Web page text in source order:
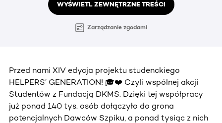
WYŚWIETL ZEWNĘTRZNE TREŚCI
Zarządzanie zgodami
Przed nami XIV edycja projektu studenckiego
HELPERS’ GENERATION! 🎓❤️ Czyli wspólnej akcji
Studentów z Fundacją DKMS. Dzięki tej współpracy
już ponad 140 tys. osób dołączyło do grona
potencjalnych Dawców Szpiku, a ponad tysiąc z nich